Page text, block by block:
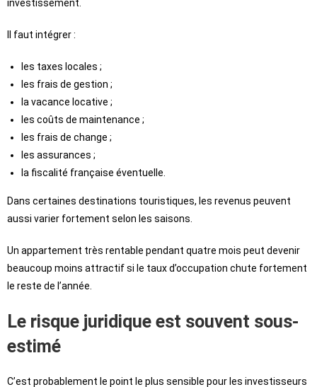
investissement.
Il faut intégrer :
les taxes locales ;
les frais de gestion ;
la vacance locative ;
les coûts de maintenance ;
les frais de change ;
les assurances ;
la fiscalité française éventuelle.
Dans certaines destinations touristiques, les revenus peuvent
aussi varier fortement selon les saisons.
Un appartement très rentable pendant quatre mois peut devenir
beaucoup moins attractif si le taux d’occupation chute fortement
le reste de l’année.
Le risque juridique est souvent sous-
estimé
C’est probablement le point le plus sensible pour les investisseurs